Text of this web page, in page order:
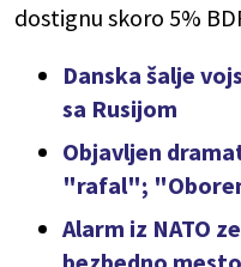
dostignu skoro 5%
Danska šalje
sa Rusijom
Objavljen
"rafal";
Alarm iz NATO